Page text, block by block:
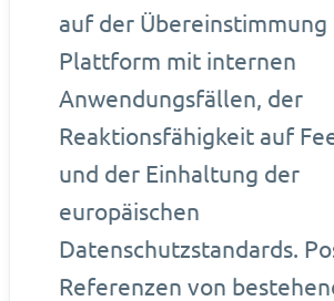
auf der Übereinstimmung
Plattform mit internen
Anwendungsfällen, der
Reaktionsfähigkeit auf
und der Einhaltung der
europäischen
Datenschutzstandards.
Referenzen von